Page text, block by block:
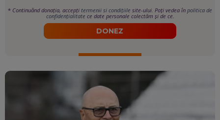
* Continuând donația, accepți termenii si condițiile site-ului. Poți vedea în politica de
confidențialitate ce date personale colectăm și de ce.
DONEZ